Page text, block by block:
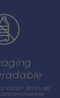
están libres de